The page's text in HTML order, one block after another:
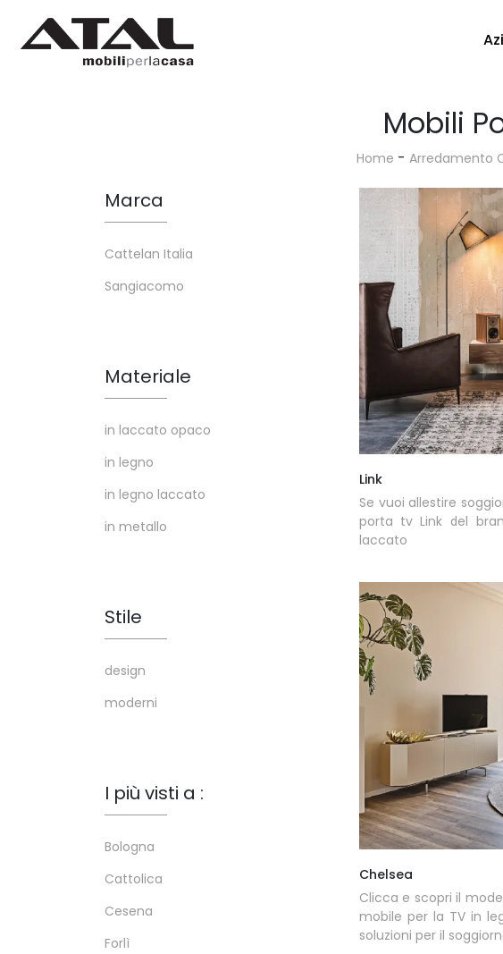
Mobili
Home - Arredamento
Link
Se vuoi allestire
porta tv Link del
laccato
Chelsea
Clicca e scopri il
mobile per la TV in
soluzioni per il
Marca
Cattelan Italia
Sangiacomo
Materiale
in laccato opaco
in legno
in legno laccato
in metallo
Stile
design
moderni
I più visti a :
Bologna
Cattolica
Cesena
Forlì